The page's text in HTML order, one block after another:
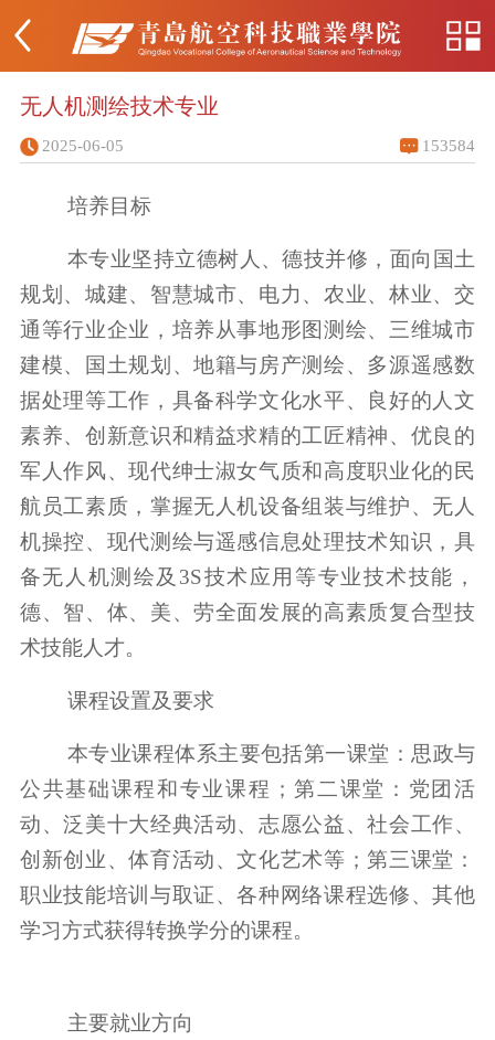
无人机测绘技术专业
2025-06-05 153584
培养目标
本专业坚持立德树人、德技并修，面向国土
规划、城建、智慧城市、电力、农业、林业、交
通等行业企业，培养从事地形图测绘、三维城市
建模、国土规划、地籍与房产测绘、多源遥感数
据处理等工作，具备科学文化水平、良好的人文
素养、创新意识和精益求精的工匠精神、优良的
军人作风、现代绅士淑女气质和高度职业化的民
航员工素质，掌握无人机设备组装与维护、无人
机操控、现代测绘与遥感信息处理技术知识，具
备无人机测绘及3S技术应用等专业技术技能，
德、智、体、美、劳全面发展的高素质复合型技
术技能人才。
课程设置及要求
本专业课程体系主要包括第一课堂：思政与
公共基础课程和专业课程；第二课堂：党团活
动、泛美十大经典活动、志愿公益、社会工作、
创新创业、体育活动、文化艺术等；第三课堂：
职业技能培训与取证、各种网络课程选修、其他
学习方式获得转换学分的课程。
主要就业方向